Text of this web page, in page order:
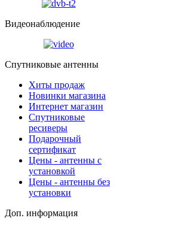
Видеонаблюдение
Спутниковые антенны
Хиты продаж
Новинки магазина
Интернет магазин
Спутниковые
ресиверы
Подарочный
сертификат
Цены - антенны с
установкой
Цены - антенны без
установки
Доп. информация